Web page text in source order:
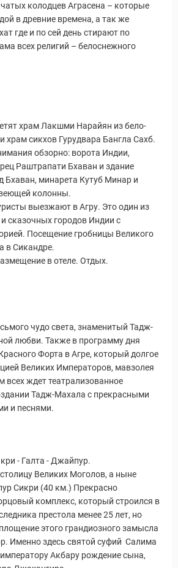
колодцев Аграсена – которые
в древние времена, а так же
где и по сей день стирают по
всех религий – белоснежного
храм Лакшми Нарайян из бело-
храм сикхов Гурудвара Бангла Сахб.
обзорно: ворота Индии,
Раштрапати Бхаван и здание
Бхаван, минарета Кутуб Минар и
колонны.
выезжают в Агру. Это один из
сказочных городов Индии с
Посещение гробницы Великого
в Сикандре.
в отеле. Отдых.
чудо света, знаменитый Тадж-
любви. Также в программу дня
Форта в Агре, который долгое
Великих Императоров, мавзолея
всех ждет театрализованное
Тадж-Махала с прекрасными
и песнями.
- Галта - Джайпур.
Великих Моголов, а ныне
Сикри (40 км.) Прекрасно
комплекс, который строился в
престола менее 25 лет, но
этого грандиозного замысла
Именно здесь святой суфий Салима
Акбару рождение сына,